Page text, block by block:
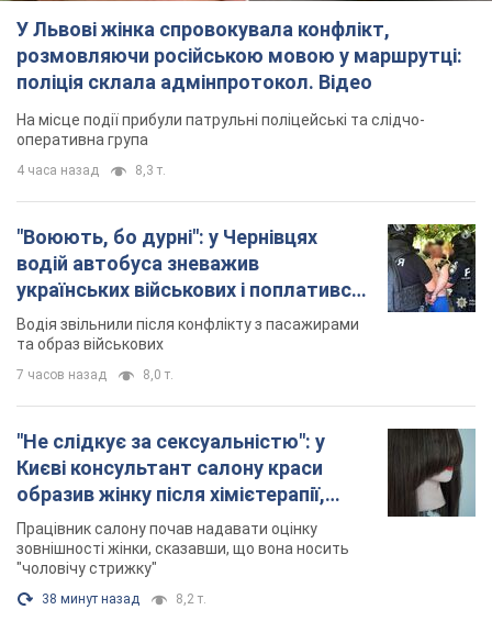
У Львові жінка спровокувала конфлікт,
розмовляючи російською мовою у маршрутці:
поліція склала адмінпротокол. Відео
На місце події прибули патрульні поліцейські та слідчо-
оперативна група
4 часа назад 8,3 т.
"Воюють, бо дурні": у Чернівцях
водій автобуса зневажив
українських військових і поплатився.
Відео
Водія звільнили після конфлікту з пасажирами
та образ військових
7 часов назад 8,0 т.
"Не слідкує за сексуальністю": у
Києві консультант салону краси
образив жінку після хімієтерапії,
розгорівся скандал. Фото
Працівник салону почав надавати оцінку
зовнішності жінки, сказавши, що вона носить
"чоловічу стрижку"
38 минут назад 8,2 т.